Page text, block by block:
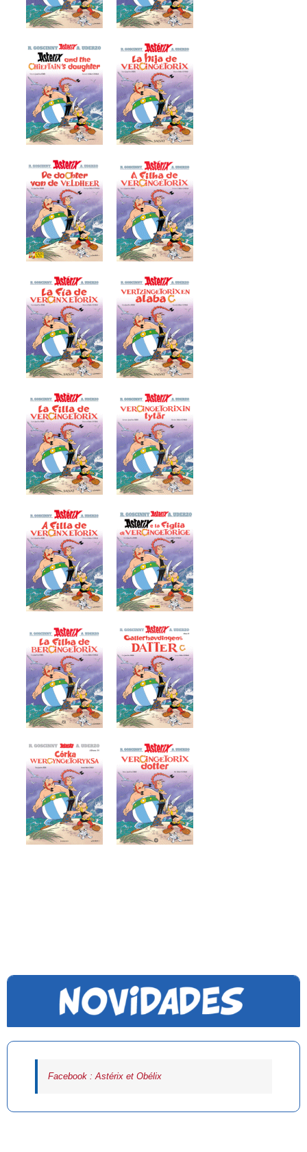
Facebook : Astérix et Obélix